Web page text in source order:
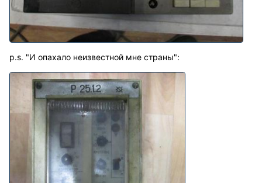
р.s. "И опахало неизвестной мне страны":